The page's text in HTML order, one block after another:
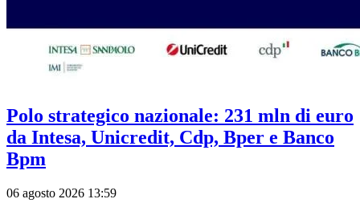
Polo strategico nazionale: 231 mln di euro
da Intesa, Unicredit, Cdp, Bper e Banco
Bpm
06 agosto 2026 13:59